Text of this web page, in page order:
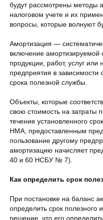
будут рассмотрены методы
налоговом учете и их
вопросы, которые волнуют
Амортизация —
включение амортизируемой
продукции, работ, услуг
предприятия в зависимости
срока полезной службы.
Объекты, которые
свою стоимость на затраты
течение установленного
НМА, предоставленным
пользование другому
амортизацию начисляет
40 и 60 НСБУ № 7).
Как определить срок
При постановке на баланс
определить срок полезного
решение, что его